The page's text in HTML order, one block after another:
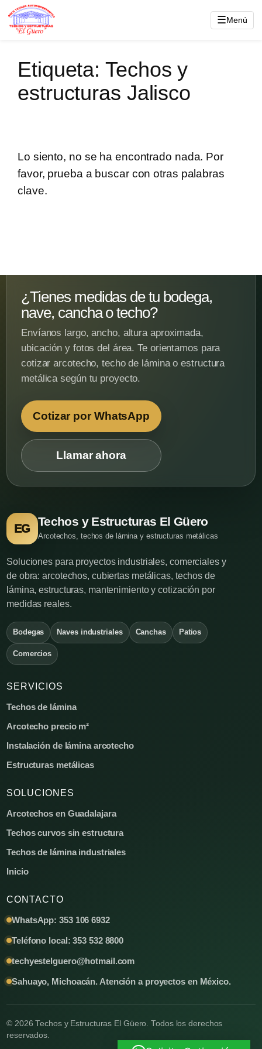
Saltar
☰Menú
Etiqueta: Techos y
estructuras Jalisco
Lo siento, no se ha encontrado nada. Por
favor, prueba a buscar con otras palabras
clave.
¿Tienes medidas de tu bodega,
nave, cancha o techo?
Envíanos largo, ancho, altura aproximada,
ubicación y fotos del área. Te orientamos para
cotizar arcotecho, techo de lámina o estructura
metálica según tu proyecto.
Cotizar por WhatsApp
Llamar ahora
EG
Techos y Estructuras El Güero
Arcotechos, techos de lámina y estructuras metálicas
Soluciones para proyectos industriales, comerciales y
de obra: arcotechos, cubiertas metálicas, techos de
lámina, estructuras, mantenimiento y cotización por
medidas reales.
Bodegas Naves industriales Canchas Patios
Comercios
SERVICIOS
Techos de lámina
Arcotecho precio m²
Instalación de lámina arcotecho
Estructuras metálicas
SOLUCIONES
Arcotechos en Guadalajara
Techos curvos sin estructura
Techos de lámina industriales
Inicio
CONTACTO
WhatsApp: 353 106 6932
Teléfono local: 353 532 8800
techyestelguero@hotmail.com
Sahuayo, Michoacán. Atención a proyectos en México.
© 2026 Techos y Estructuras El Güero. Todos los derechos
reservados.